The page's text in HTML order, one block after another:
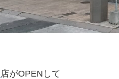
店がOPENして